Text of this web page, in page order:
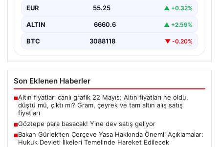
Adalet Bakanı Akın Gürlek, terörle mücadelede yeni bir
dönemi başlatacak çerçeve yasanın yürürlüğe
girmesiyle…
EUR 55.25 ▲ +0.32%
ALTIN 6660.6 ▲ +2.59%
BTC 3088118 ▼ -0.20%
Son Eklenen Haberler
■Altın fiyatları canlı grafik 22 Mayıs: Altın fiyatları ne oldu,
düştü mü, çıktı mı? Gram, çeyrek ve tam altın alış satış
fiyatları
■Göztepe para basacak! Yine dev satış geliyor
■Bakan Gürlek’ten Çerçeve Yasa Hakkında Önemli Açıklamalar:
Hukuk Devleti İlkeleri Temelinde Hareket Edilecek